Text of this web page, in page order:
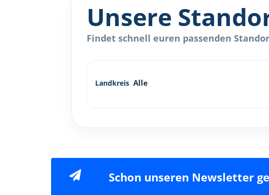
Unsere
Findet schnell euren passenden
Landkreis
Schon unseren Newsletter